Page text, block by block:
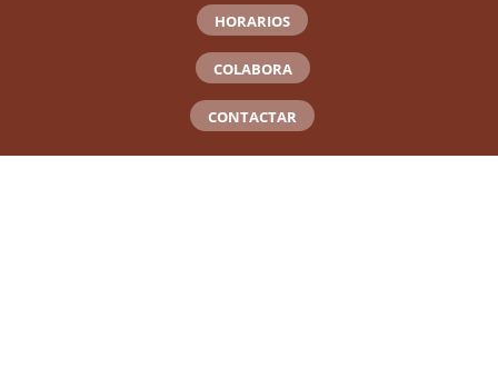
HORARIOS
COLABORA
CONTACTAR